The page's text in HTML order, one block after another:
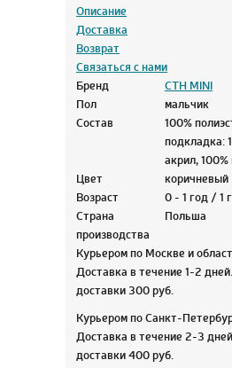
Описание
Доставка
Возврат
Связаться с нами
Бренд
CTH MINI
Пол
мальчик
Состав
100%
подкладка:
акрил, 100%
Цвет
коричневый
Возраст
0 - 1 год / 1
Страна
производства
Польша
Курьером по Москве и
Доставка в течение 1-2
доставки 300 руб.
Курьером по Санкт-
Доставка в течение 2-3
доставки 400 руб.